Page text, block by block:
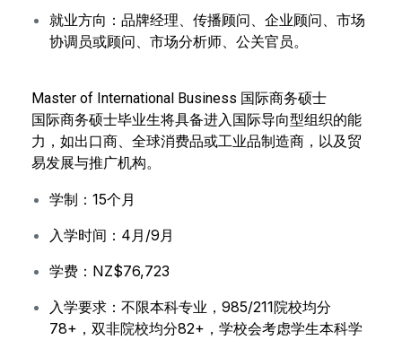
就业方向：品牌经理、传播顾问、企业顾问、市场
协调员或顾问、市场分析师、公关官员。
Master of International Business 国际商务硕士
国际商务硕士毕业生将具备进入国际导向型组织的能
力，如出口商、全球消费品或工业品制造商，以及贸
易发展与推广机构。
学制：15个月
入学时间：4月/9月
学费：NZ$76,723
入学要求：不限本科专业，985/211院校均分
78+，双非院校均分82+，学校会考虑学生本科学